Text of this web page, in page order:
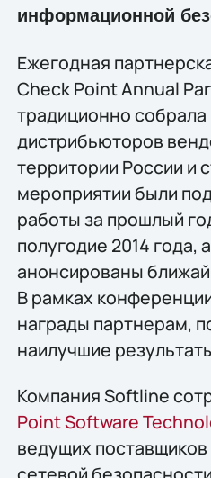
информационной
Ежегодная
Check Point Annual
традиционно cобрала
дистрибьюторов
территории России и
мероприятии были
работы за прошлый
полугодие 2014 года,
анонсированы
В рамках
награды партнерам,
наилучшие
Компания Softline
Point Software
ведущих